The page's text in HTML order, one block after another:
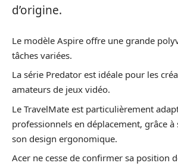
d’origine.
Le modèle Aspire offre une grande
tâches variées.
La série Predator est idéale pour les
amateurs de jeux vidéo.
Le TravelMate est particulièrement
professionnels en déplacement, grâce à
son design ergonomique.
Acer ne cesse de confirmer sa position